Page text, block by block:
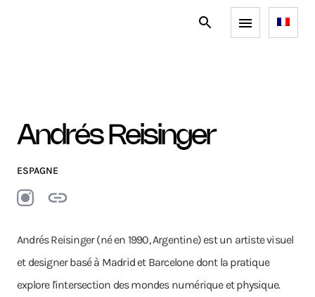
Andrés Reisinger
ESPAGNE
Andrés Reisinger (né en 1990, Argentine) est un artiste visuel
et designer basé à Madrid et Barcelone dont la pratique
explore l'intersection des mondes numérique et physique.